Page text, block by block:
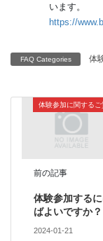
います。
https://
FAQ Categories 体
体験参加に関するご
前の記事
体験参加する
ばよいですか？
2024-01-21